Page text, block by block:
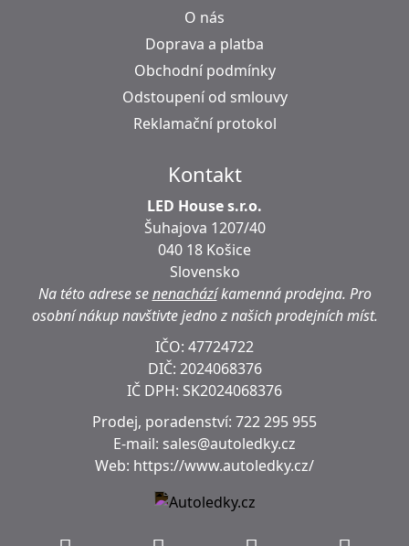
O nás
Doprava a platba
Obchodní podmínky
Odstoupení od smlouvy
Reklamační protokol
Kontakt
LED House s.r.o.
Šuhajova 1207/40
040 18 Košice
Slovensko
Na této adrese senenacházíkamenná prodejna. Pro
osobní nákup navštivte jedno z našich prodejních míst.
IČO: 47724722
DIČ: 2024068376
IČ DPH: SK2024068376
Prodej, poradenství: 722 295 955
E-mail: sales@autoledky.cz
Web: https://www.autoledky.cz/